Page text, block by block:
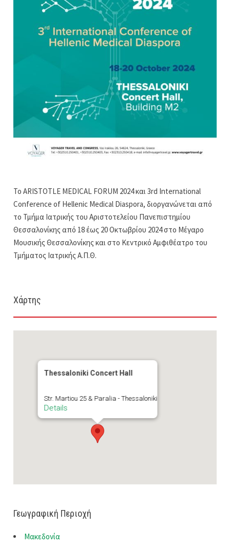
Το ARISTOTLE MEDICAL FORUM 2024 και 3rd International
Conference of Hellenic Medical Diaspora, διοργανώνεται από
το Τμήμα Ιατρικής του Αριστοτελείου Πανεπιστημίου
Θεσσαλονίκης από 18 έως 20 Οκτωβρίου 2024 στο Μέγαρο
Μουσικής Θεσσαλονίκης και στο Κεντρικό Αμφιθέατρο του
Τμήματος Ιατρικής Α.Π.Θ.
Χάρτης
Thessaloniki Concert Hall
Str. Martiou 25 & Paralia - Thessaloniki
Details
Γεωγραφική Περιοχή
Μακεδονία